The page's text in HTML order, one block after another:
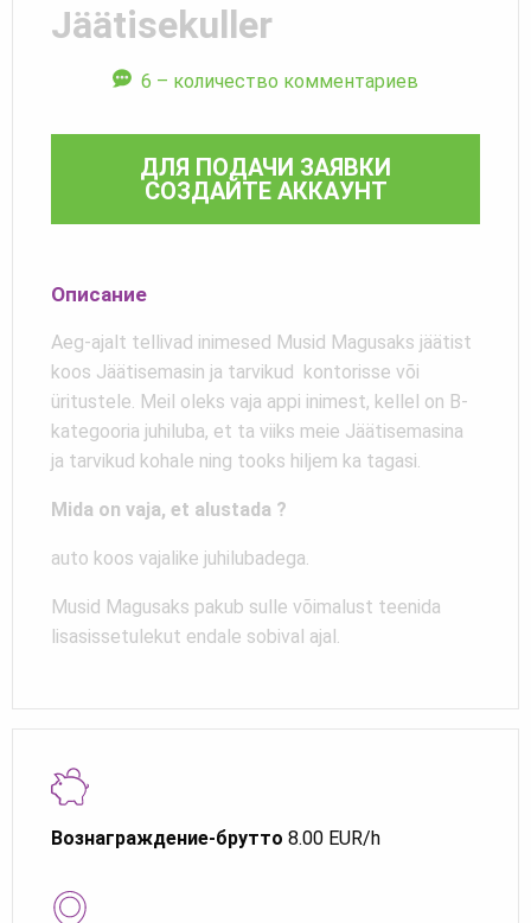
Вознаграждение-брутто 8.00 EUR/h
Jäätisekuller
6 – количество комментариев
ДЛЯ ПОДАЧИ ЗАЯВКИ
СОЗДАЙТЕ АККАУНТ
Описание
Aeg-ajalt tellivad inimesed Musid Magusaks jäätist
koos Jäätisemasin ja tarvikud kontorisse või
üritustele. Meil oleks vaja appi inimest, kellel on B-
kategooria juhiluba, et ta viiks meie Jäätisemasina
ja tarvikud kohale ning tooks hiljem ka tagasi.
Mida on vaja, et alustada ?
auto koos vajalike juhilubadega.
Musid Magusaks pakub sulle võimalust teenida
lisasissetulekut endale sobival ajal.